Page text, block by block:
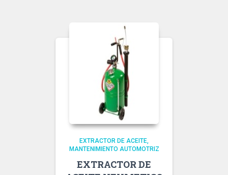
EXTRACTOR DE ACEITE
MANTENIMIENTO AUTOMOTRIZ
EXTRACTOR DE